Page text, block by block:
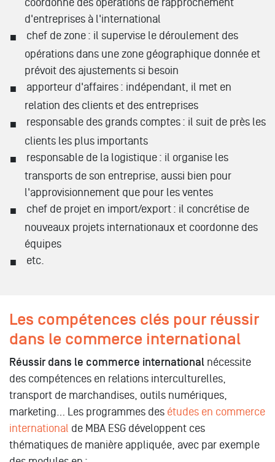
d'entreprises à l'international
chef de zone : il supervise le déroulement des
opérations dans une zone géographique donnée et
prévoit des ajustements si besoin
apporteur d'affaires : indépendant, il met en
relation des clients et des entreprises
responsable des grands comptes : il suit de près les
clients les plus importants
responsable de la logistique : il organise les
transports de son entreprise, aussi bien pour
l'approvisionnement que pour les ventes
chef de projet en import/export : il concrétise de
nouveaux projets internationaux et coordonne des
équipes
etc.
Les compétences clés pour réussir
dans le commerce international
Réussir dans le commerce international nécessite
des compétences en relations interculturelles,
transport de marchandises, outils numériques,
marketing… Les programmes des études en commerce
international de MBA ESG développent ces
thématiques de manière appliquée, avec par exemple